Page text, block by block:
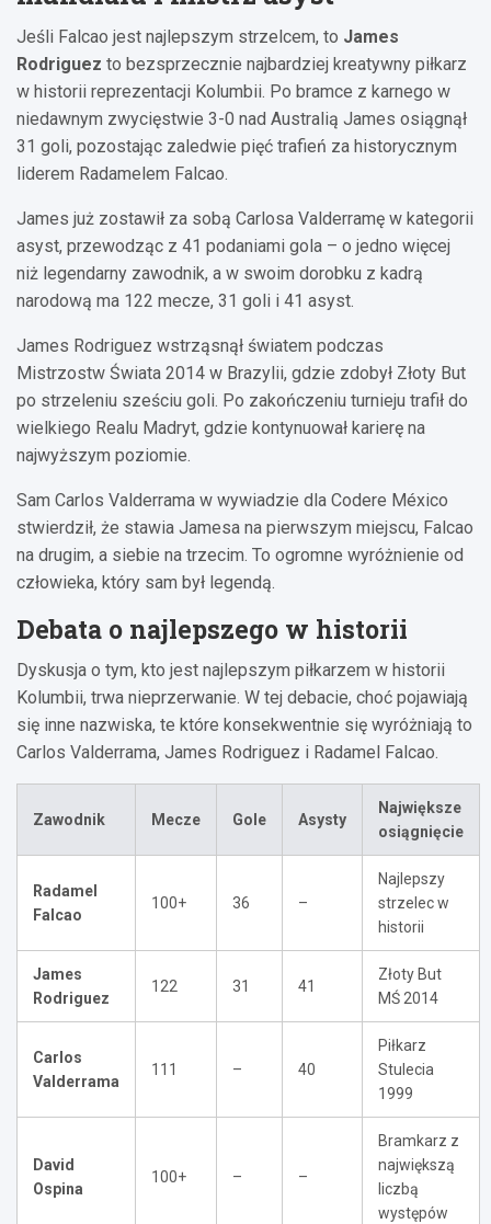
Jeśli Falcao jest najlepszym strzelcem, to James
Rodriguez to bezsprzecznie najbardziej kreatywny piłkarz
w historii reprezentacji Kolumbii. Po bramce z karnego w
niedawnym zwycięstwie 3-0 nad Australią James osiągnął
31 goli, pozostając zaledwie pięć trafień za historycznym
liderem Radamelem Falcao.
James już zostawił za sobą Carlosa Valderramę w kategorii
asyst, przewodząc z 41 podaniami gola – o jedno więcej
niż legendarny zawodnik, a w swoim dorobku z kadrą
narodową ma 122 mecze, 31 goli i 41 asyst.
James Rodriguez wstrząsnął światem podczas
Mistrzostw Świata 2014 w Brazylii, gdzie zdobył Złoty But
po strzeleniu sześciu goli. Po zakończeniu turnieju trafił do
wielkiego Realu Madryt, gdzie kontynuował karierę na
najwyższym poziomie.
Sam Carlos Valderrama w wywiadzie dla Codere México
stwierdził, że stawia Jamesa na pierwszym miejscu, Falcao
na drugim, a siebie na trzecim. To ogromne wyróżnienie od
człowieka, który sam był legendą.
Debata o najlepszego w historii
Dyskusja o tym, kto jest najlepszym piłkarzem w historii
Kolumbii, trwa nieprzerwanie. W tej debacie, choć pojawiają
się inne nazwiska, te które konsekwentnie się wyróżniają to
Carlos Valderrama, James Rodriguez i Radamel Falcao.
Zawodnik Mecze Gole Asysty
Największe
osiągnięcie
Radamel
Falcao
100+ 36 –
Najlepszy
strzelec w
historii
James
Rodriguez
122 31 41
Złoty But
MŚ 2014
Carlos
Valderrama
111 – 40
Piłkarz
Stulecia
1999
David
Ospina
100+ – –
Bramkarz z
największą
liczbą
występów